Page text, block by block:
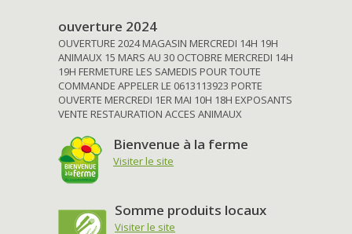
ouverture 2024
OUVERTURE 2024 MAGASIN MERCREDI 14H 19H
ANIMAUX 15 MARS AU 30 OCTOBRE MERCREDI 14H
19H FERMETURE LES SAMEDIS POUR TOUTE
COMMANDE APPELER LE 0613113923 PORTE
OUVERTE MERCREDI 1ER MAI 10H 18H EXPOSANTS
VENTE RESTAURATION ACCES ANIMAUX
Bienvenue à la ferme
Visiter le site
Somme produits locaux
Visiter le site